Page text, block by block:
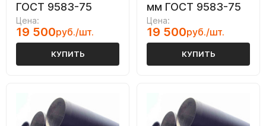
ГОСТ 9583-75
Цена:
19 500руб./шт.
КУПИТЬ
мм ГОСТ 9583-75
Цена:
19 500руб./шт.
КУПИТЬ